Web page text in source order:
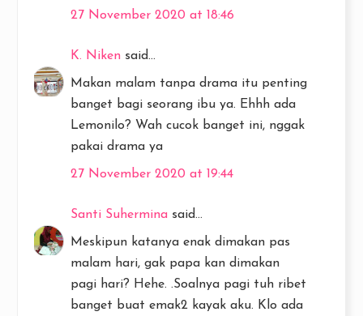
27 November 2020 at 18:46
K. Niken said...
Makan malam tanpa drama itu penting
banget bagi seorang ibu ya. Ehhh ada
Lemonilo? Wah cucok banget ini, nggak
pakai drama ya
27 November 2020 at 19:44
Santi Suhermina said...
Meskipun katanya enak dimakan pas
malam hari, gak papa kan dimakan
pagi hari? Hehe. .Soalnya pagi tuh ribet
banget buat emak2 kayak aku. Klo ada